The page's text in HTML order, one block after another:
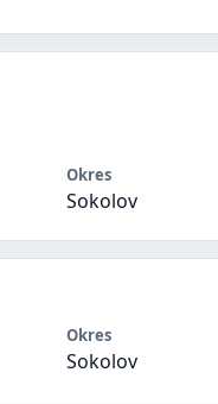
Okres
Sokolov
Okres
Sokolov